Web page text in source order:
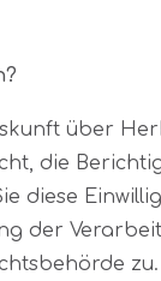
über
die
diese
der
zu.